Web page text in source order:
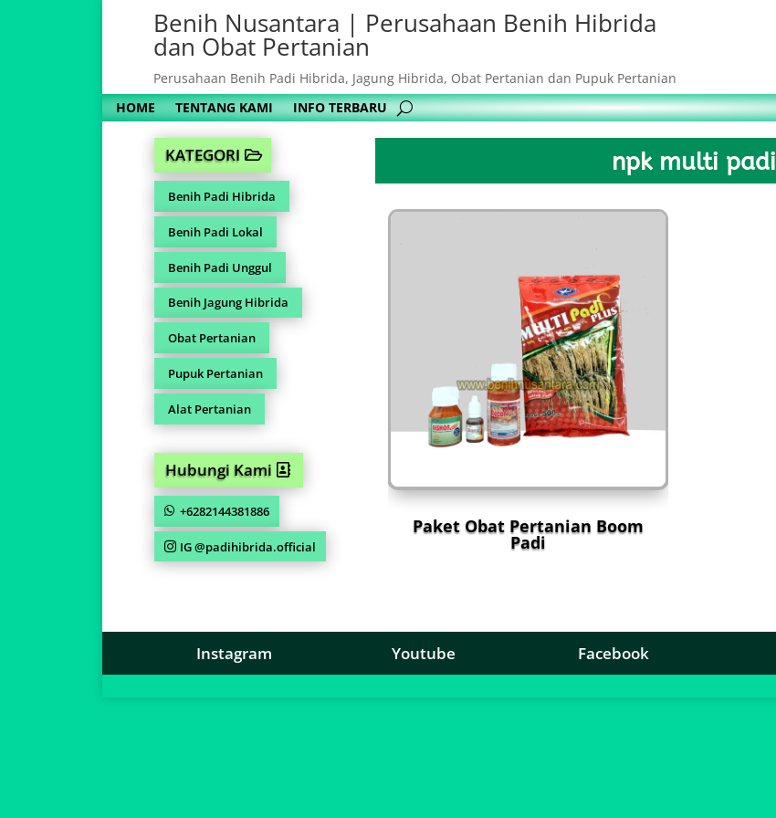
Benih Nusantara | Perusahaan Benih Hibrida
dan Obat Pertanian
Perusahaan Benih Padi Hibrida, Jagung Hibrida, Obat Pertanian dan Pupuk Pertanian
HOME
TENTANG KAMI INFO TERBARU
KATEGORI
Benih Padi Hibrida
Benih Padi Lokal
Benih Padi Unggul
Benih Jagung Hibrida
Obat Pertanian
Pupuk Pertanian
Alat Pertanian
Hubungi Kami
+6282144381886
IG @padihibrida.official
npk multi padi
Paket Obat Pertanian Boom
Padi
Instagram Youtube Facebook